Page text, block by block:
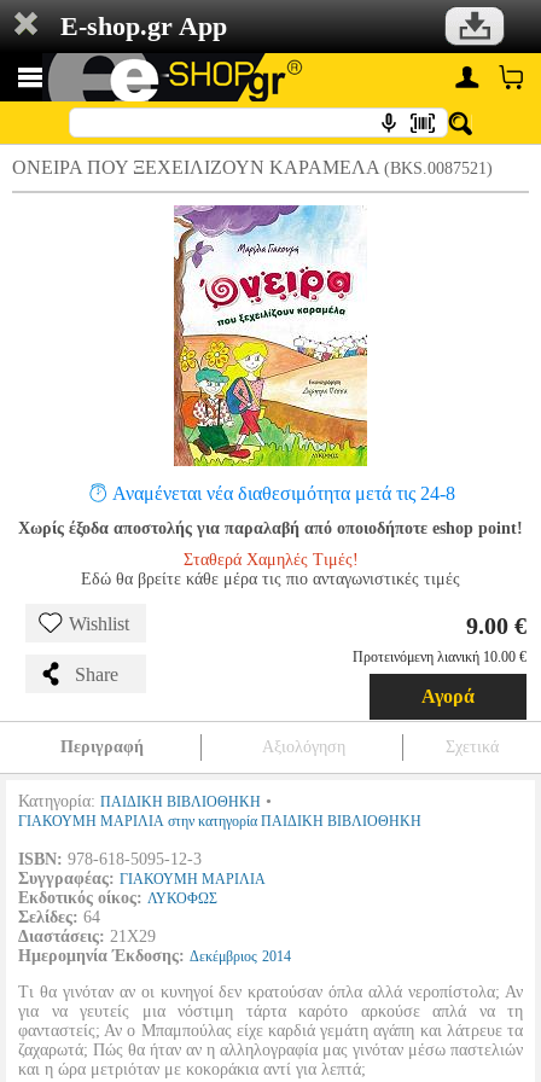
E-shop.gr App
ΟΝΕΙΡΑ ΠΟΥ ΞΕΧΕΙΛΙΖΟΥΝ ΚΑΡΑΜΕΛΑ (BKS.0087521)
Αναμένεται νέα διαθεσιμότητα μετά τις 24-8
Χωρίς έξοδα αποστολής για παραλαβή από οποιοδήποτε eshop point!
Σταθερά Χαμηλές Τιμές!
Εδώ θα βρείτε κάθε μέρα τις πιο ανταγωνιστικές τιμές
Wishlist
Share
9.00 €
Προτεινόμενη λιανική 10.00 €
Αγορά
Περιγραφή Αξιολόγηση Σχετικά
Κατηγορία: ΠΑΙΔΙΚΗ ΒΙΒΛΙΟΘΗΚΗ •
ΓΙΑΚΟΥΜΗ ΜΑΡΙΛΙΑ στην κατηγορία ΠΑΙΔΙΚΗ ΒΙΒΛΙΟΘΗΚΗ
ISBN: 978-618-5095-12-3
Συγγραφέας: ΓΙΑΚΟΥΜΗ ΜΑΡΙΛΙΑ
Εκδοτικός οίκος: ΛΥΚΟΦΩΣ
Σελίδες: 64
Διαστάσεις: 21Χ29
Ημερομηνία Έκδοσης: Δεκέμβριος 2014
Τι θα γινόταν αν οι κυνηγοί δεν κρατούσαν όπλα αλλά νεροπίστολα; Αν
για να γευτείς μια νόστιμη τάρτα καρότο αρκούσε απλά να τη
φανταστείς; Αν ο Μπαμπούλας είχε καρδιά γεμάτη αγάπη και λάτρευε τα
ζαχαρωτά; Πώς θα ήταν αν η αλληλογραφία μας γινόταν μέσω παστελιών
και η ώρα μετριόταν με κοκοράκια αντί για λεπτά;